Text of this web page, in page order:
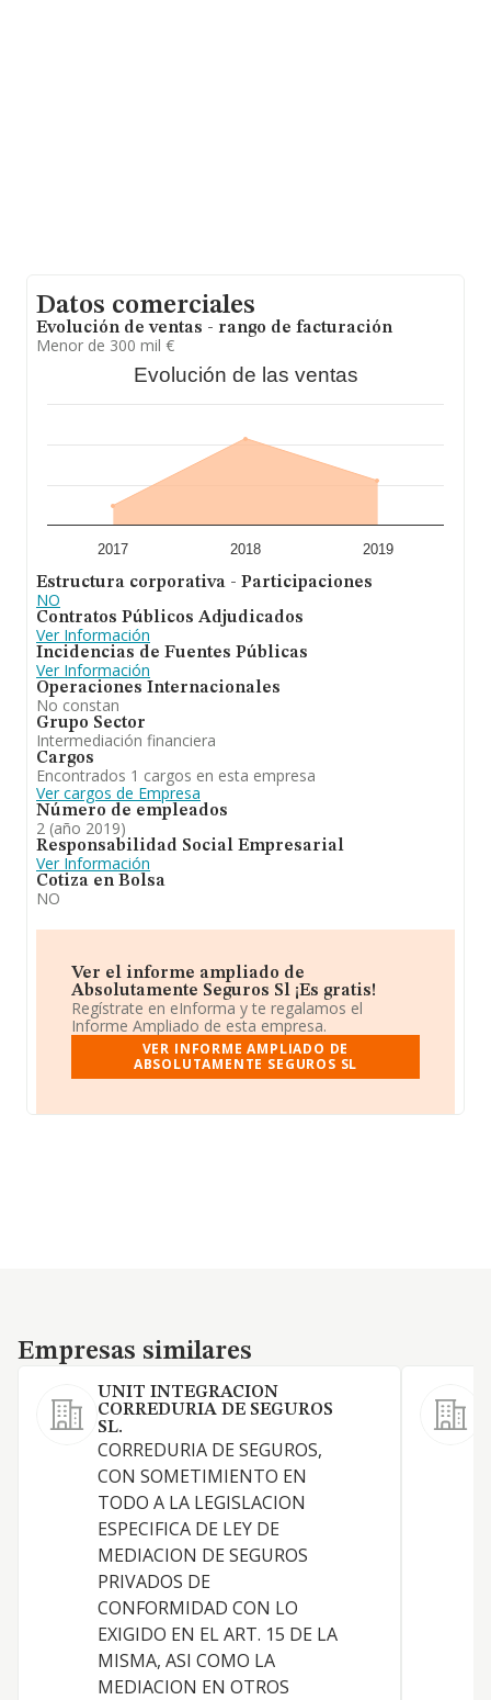
Datos comerciales
Evolución de ventas - rango de facturación
Menor de 300 mil €
Evolución de las ventas
2017 2018 2019
Estructura corporativa - Participaciones
NO
Contratos Públicos Adjudicados
Ver Información
Incidencias de Fuentes Públicas
Ver Información
Operaciones Internacionales
No constan
Grupo Sector
Intermediación financiera
Cargos
Encontrados 1 cargos en esta empresa
Ver cargos de Empresa
Número de empleados
2 (año 2019)
Responsabilidad Social Empresarial
Ver Información
Cotiza en Bolsa
NO
Ver el informe ampliado de
Absolutamente Seguros Sl ¡Es gratis!
Regístrate en eInforma y te regalamos el
Informe Ampliado de esta empresa.
VER INFORME AMPLIADO DE
ABSOLUTAMENTE SEGUROS SL
Empresas similares
Empresas similares
UNIT INTEGRACION
CORREDURIA DE SEGUROS
SL.
CORREDURIA DE SEGUROS,
CON SOMETIMIENTO EN
TODO A LA LEGISLACION
ESPECIFICA DE LEY DE
MEDIACION DE SEGUROS
PRIVADOS DE
CONFORMIDAD CON LO
EXIGIDO EN EL ART. 15 DE LA
MISMA, ASI COMO LA
MEDIACION EN OTROS